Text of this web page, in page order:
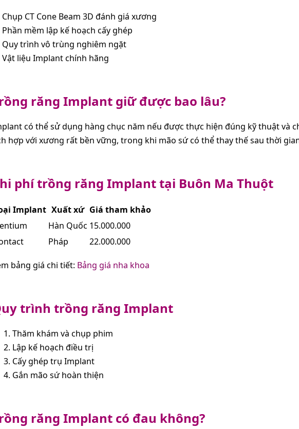
Chụp CT Cone Beam 3D đánh giá xương
Phần mềm lập kế hoạch cấy ghép
Quy trình vô trùng nghiêm ngặt
Vật liệu Implant chính hãng
răng Implant giữ được bao lâu?
có thể sử dụng hàng chục năm nếu được thực hiện đúng kỹ thuật và
hợp với xương rất bền vững, trong khi mão sứ có thể thay thế sau thời
phí trồng răng Implant tại Buôn Ma Thuột
Implant Xuất xứ Giá tham khảo
Hàn Quốc 15.000.000
Pháp 22.000.000
bảng giá chi tiết: Bảng giá nha khoa
trình trồng răng Implant
Thăm khám và chụp phim
Lập kế hoạch điều trị
Cấy ghép trụ Implant
Gắn mão sứ hoàn thiện
răng Implant có đau không?